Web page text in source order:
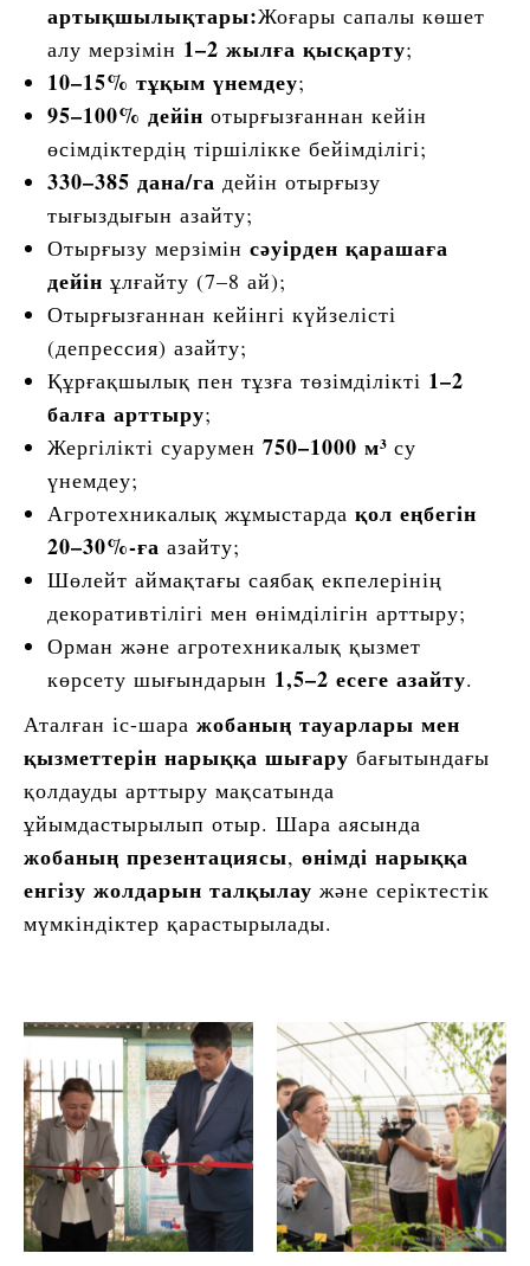
артықшылықтары:Жоғары сапалы көшет
алу мерзімін 1–2 жылға қысқарту;
10–15% тұқым үнемдеу;
95–100% дейін отырғызғаннан кейін
өсімдіктердің тіршілікке бейімділігі;
330–385 дана/га дейін отырғызу
тығыздығын азайту;
Отырғызу мерзімін сәуірден қарашаға
дейін ұлғайту (7–8 ай);
Отырғызғаннан кейінгі күйзелісті
(депрессия) азайту;
Құрғақшылық пен тұзға төзімділікті 1–2
балға арттыру;
Жергілікті суарумен 750–1000 м³ су
үнемдеу;
Агротехникалық жұмыстарда қол еңбегін
20–30%-ға азайту;
Шөлейт аймақтағы саябақ екпелерінің
декоративтілігі мен өнімділігін арттыру;
Орман және агротехникалық қызмет
көрсету шығындарын 1,5–2 есеге азайту.
Аталған іс-шара жобаның тауарлары мен
қызметтерін нарыққа шығару бағытындағы
қолдауды арттыру мақсатында
ұйымдастырылып отыр. Шара аясында
жобаның презентациясы, өнімді нарыққа
енгізу жолдарын талқылау және серіктестік
мүмкіндіктер қарастырылады.